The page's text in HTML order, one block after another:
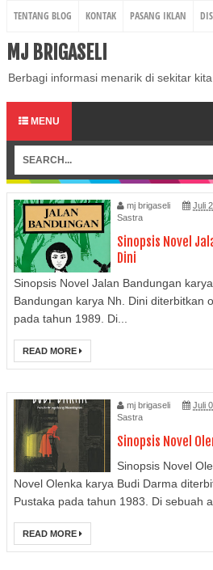
TENTANG BLOG KONTAK PASANG IKLAN
MJ BRIGASELI
Berbagi informasi menarik di sekitar kita
MENU
mj brigaseli Juli
Sastra
Sinopsis Novel
Dini
Sinopsis Novel Jalan Bandungan
Bandungan karya Nh. Dini diterbitkan
pada tahun 1989. Di...
READ MORE
mj brigaseli Juli
Sastra
Sinopsis Novel
Sinopsis Novel
Novel Olenka karya Budi Darma
Pustaka pada tahun 1983. Di sebuah
READ MORE